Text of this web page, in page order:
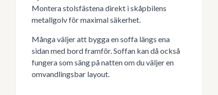
Montera stolsfästena direkt i skåpbilens
metallgolv för maximal säkerhet.
Många väljer att bygga en soffa längs ena
sidan med bord framför. Soffan kan då också
fungera som säng på natten om du väljer en
omvandlingsbar layout.